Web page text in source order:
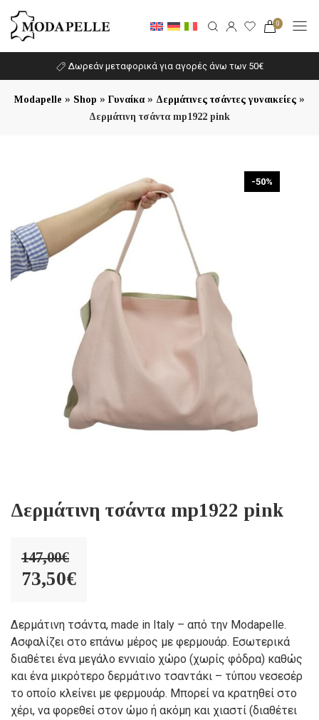
0
Δωρεάν μεταφορικά για αγορές άνω των 50€
Modapelle » Shop » Γυναίκα » Δερμάτινες τσάντες γυναικείες »
Δερμάτινη τσάντα mp1922 pink
-50%
Δερμάτινη τσάντα mp1922 pink
147,00€
Original
was:
147,00€.
73,50€
τρέχουσα
τιμή
είναι:
73,50€.
Δερμάτινη τσάντα, made in Italy – από την Modapelle.
Ασφαλίζει στο επάνω μέρος με φερμουάρ. Εσωτερικά
διαθέτει ένα μεγάλο εννιαίο χώρο (χωρίς φόδρα) καθώς
και ένα μικρότερο δερμάτινο τσαντάκι – τύπου νεσεσέρ
το οποίο κλείνει με φερμουάρ. Μπορεί να κρατηθεί στο
χέρι, να φορεθεί στον ώμο ή ακόμη και χιαστί (διαθέτει